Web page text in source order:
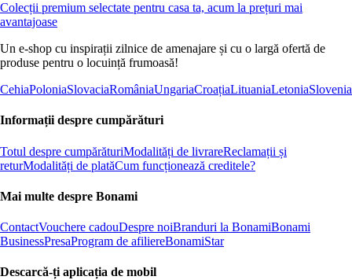
Colecții premium selectate pentru casa ta, acum la prețuri mai
avantajoase
Un e-shop cu inspirații zilnice de amenajare și cu o largă ofertă de
produse pentru o locuință frumoasă!
CehiaPoloniaSlovaciaRomâniaUngariaCroațiaLituaniaLetoniaSlovenia
Informații despre cumpărături
Totul despre cumpărăturiModalități de livrareReclamații și
returModalități de platăCum funcționează creditele?
Mai multe despre Bonami
ContactVouchere cadouDespre noiBranduri la BonamiBonami
BusinessPresaProgram de afiliereBonamiStar
Descarcă-ți aplicația de mobil